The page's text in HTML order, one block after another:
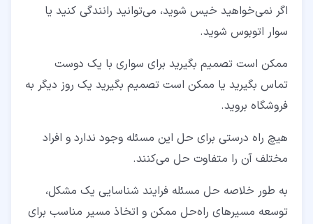
اگر نمی‌خواهید خیس شوید، می‌توانید رانندگی کنید یا
سوار اتوبوس شوید.
ممکن است تصمیم بگیرید برای سواری با یک دوست
تماس بگیرید یا ممکن است تصمیم بگیرید یک روز دیگر به
فروشگاه بروید.
هیچ راه درستی برای حل این مسئله وجود ندارد و افراد
مختلف آن را متفاوت حل می‌کنند.
به طور خلاصه حل مسئله فرایند شناسایی یک مشکل،
توسعه مسیرهای راه‌حل ممکن و اتخاذ مسیر مناسب برای